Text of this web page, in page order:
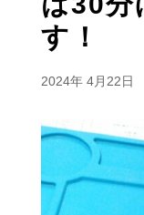
す！
2024年 4月22日